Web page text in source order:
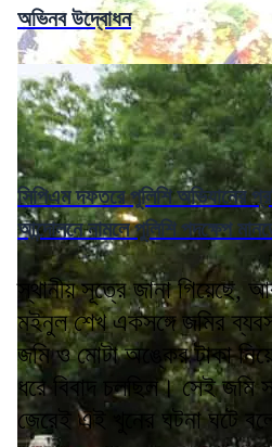
অভিনব উদ্বোধন
সিপিএম দফতরে পুলিশি অভিযানের
আন্দোলনে নামলে পুলিশি পদক্ষেপ
স্থানীয় সূত্রে জানা গিয়েছে,
মইনুল শেখ একসঙ্গে জমির
জমি ও মোটা অঙ্কের টাকা নিয়ে
ধরে বিবাদ চলছিল। সেই জমি
জেরেই এই খুনের ঘটনা ঘটে